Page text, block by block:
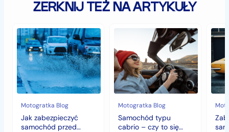
ZERKNIJ TEŻ NA ARTYKUŁY
Jak
zabezpieczyć
samochód
przed
jesiennymi
chłodami
i
deszczem?
Motogratka Blog
Jak zabezpieczyć
samochód przed
Samochód
cabrio
–
czy
to
się
opłaca
w
polskim
klimacie?
Motogratka Blog
Samochód typu
cabrio – czy to się
czyli